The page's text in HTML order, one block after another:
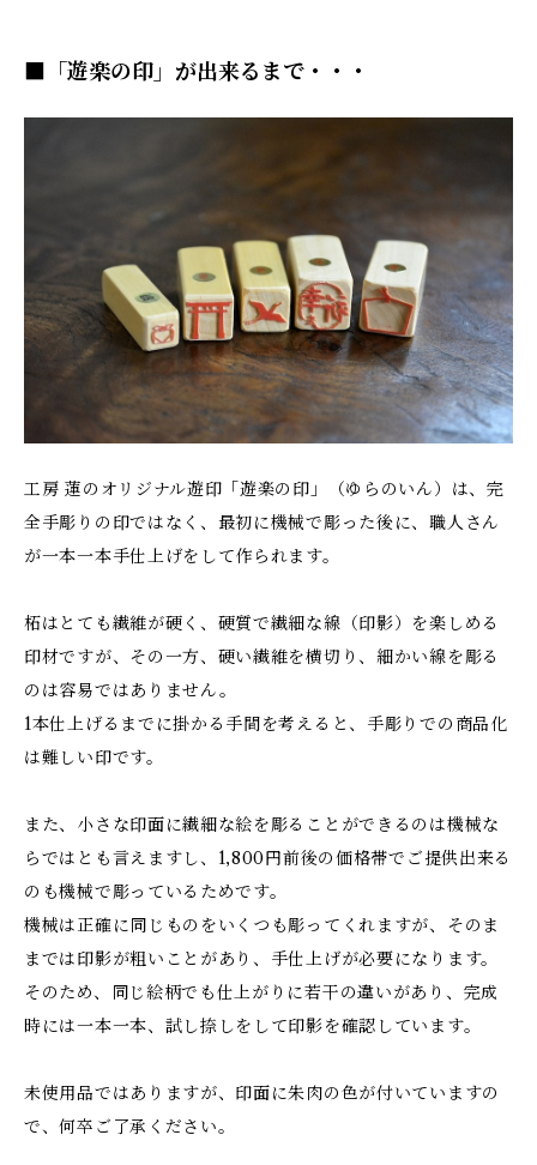
■「遊楽の印」が出来るまで・・・
工房 蓮のオリジナル遊印「遊楽の印」（ゆらのいん）は、完
全手彫りの印ではなく、最初に機械で彫った後に、職人さん
が一本一本手仕上げをして作られます。
柘はとても繊維が硬く、硬質で繊細な線（印影）を楽しめる
印材ですが、その一方、硬い繊維を横切り、細かい線を彫る
のは容易ではありません。
1本仕上げるまでに掛かる手間を考えると、手彫りでの商品化
は難しい印です。
また、小さな印面に繊細な絵を彫ることができるのは機械な
らではとも言えますし、1,800円前後の価格帯でご提供出来る
のも機械で彫っているためです。
機械は正確に同じものをいくつも彫ってくれますが、そのま
までは印影が粗いことがあり、手仕上げが必要になります。
そのため、同じ絵柄でも仕上がりに若干の違いがあり、完成
時には一本一本、試し捺しをして印影を確認しています。
未使用品ではありますが、印面に朱肉の色が付いていますの
で、何卒ご了承ください。